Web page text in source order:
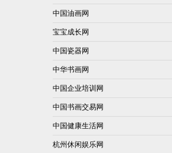
中国油画网
宝宝成长网
中国瓷器网
中华书画网
中国企业培训网
中国书画交易网
中国健康生活网
杭州休闲娱乐网